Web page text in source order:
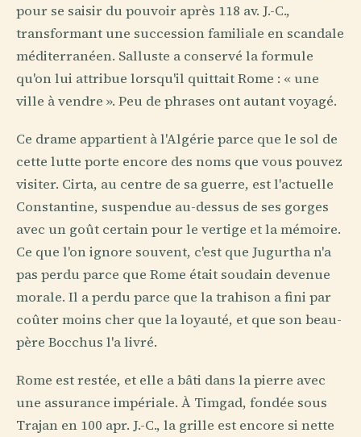
pour se saisir du pouvoir après 118 av. J.-C.,
transformant une succession familiale en scandale
méditerranéen. Salluste a conservé la formule
qu'on lui attribue lorsqu'il quittait Rome : « une
ville à vendre ». Peu de phrases ont autant voyagé.
Ce drame appartient à l'Algérie parce que le sol de
cette lutte porte encore des noms que vous pouvez
visiter. Cirta, au centre de sa guerre, est l'actuelle
Constantine, suspendue au-dessus de ses gorges
avec un goût certain pour le vertige et la mémoire.
Ce que l'on ignore souvent, c'est que Jugurtha n'a
pas perdu parce que Rome était soudain devenue
morale. Il a perdu parce que la trahison a fini par
coûter moins cher que la loyauté, et que son beau-
père Bocchus l'a livré.
Rome est restée, et elle a bâti dans la pierre avec
une assurance impériale. À Timgad, fondée sous
Trajan en 100 apr. J.-C., la grille est encore si nette